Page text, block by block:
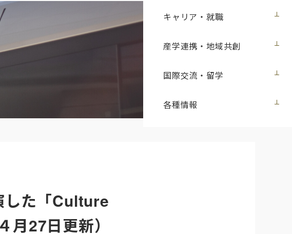
キャリア・就職
産学連携・地域共創
国際交流・留学
各種情報
した「Culture
27日更新）